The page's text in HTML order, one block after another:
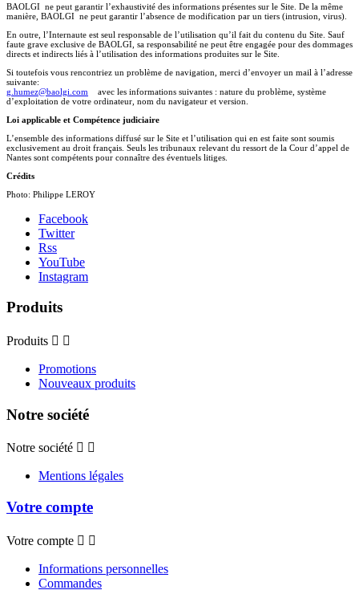
BAOLGI ne peut garantir l’exhaustivité des informations présentes sur le Site. De la même
manière, BAOLGI ne peut garantir l’absence de modification par un tiers (intrusion, virus).
En outre, l’Internaute est seul responsable de l’utilisation qu’il fait du contenu du Site. Sauf
faute grave exclusive de BAOLGI, sa responsabilité ne peut être engagée pour des dommages
directs et indirects liés à l’utilisation des informations produites sur le Site.
Si toutefois vous rencontriez un problème de navigation, merci d’envoyer un mail à l’adresse
suivante:
g.humez@baolgi.com avec les informations suivantes : nature du problème, système
d’exploitation de votre ordinateur, nom du navigateur et version.
Loi applicable et Compétence judiciaire
L’ensemble des informations diffusé sur le Site et l’utilisation qui en est faite sont soumis
exclusivement au droit français. Seuls les tribunaux relevant du ressort de la Cour d’appel de
Nantes sont compétents pour connaître des éventuels litiges.
Crédits
Photo: Philippe LEROY
Facebook
Twitter
Rss
YouTube
Instagram
Produits
Produits  
Promotions
Nouveaux produits
Notre société
Notre société  
Mentions légales
Votre compte
Votre compte  
Informations personnelles
Commandes